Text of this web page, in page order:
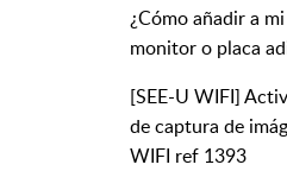
¿Cómo añadir a
monitor o placa
[SEE-U WIFI]
de captura de
WIFI ref 1393